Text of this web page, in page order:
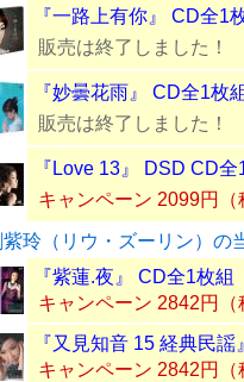
『一路上有你』 CD全1
販売は終了しました！
『妙曇花雨』 CD全1枚
販売は終了しました！
『Love 13』 DSD CD全
キャンペーン 2099円（
玲（リウ・ズーリン）の
『紫蓮.夜』 CD全1枚組
キャンペーン 2842円（
『又見知音 15 経典民
キャンペーン 2842円（